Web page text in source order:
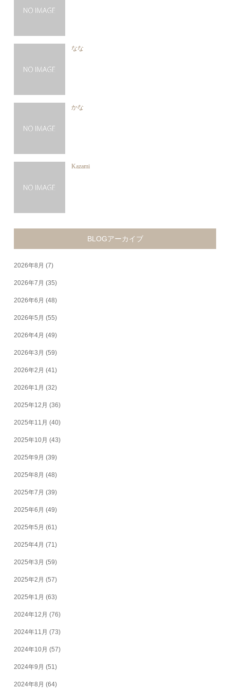
なな
かな
Kazami
BLOGアーカイブ
2026年8月 (7)
2026年7月 (35)
2026年6月 (48)
2026年5月 (55)
2026年4月 (49)
2026年3月 (59)
2026年2月 (41)
2026年1月 (32)
2025年12月 (36)
2025年11月 (40)
2025年10月 (43)
2025年9月 (39)
2025年8月 (48)
2025年7月 (39)
2025年6月 (49)
2025年5月 (61)
2025年4月 (71)
2025年3月 (59)
2025年2月 (57)
2025年1月 (63)
2024年12月 (76)
2024年11月 (73)
2024年10月 (57)
2024年9月 (51)
2024年8月 (64)